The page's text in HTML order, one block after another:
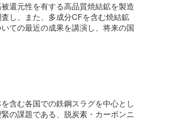
還元性を有する高品質焼結鉱を製造
し、また、多成分CFを含む焼結鉱
ての最近の成果を講演し、将来の国
含む各国での鉄鋼スラグを中心とし
の課題である、脱炭素・カーボンニ